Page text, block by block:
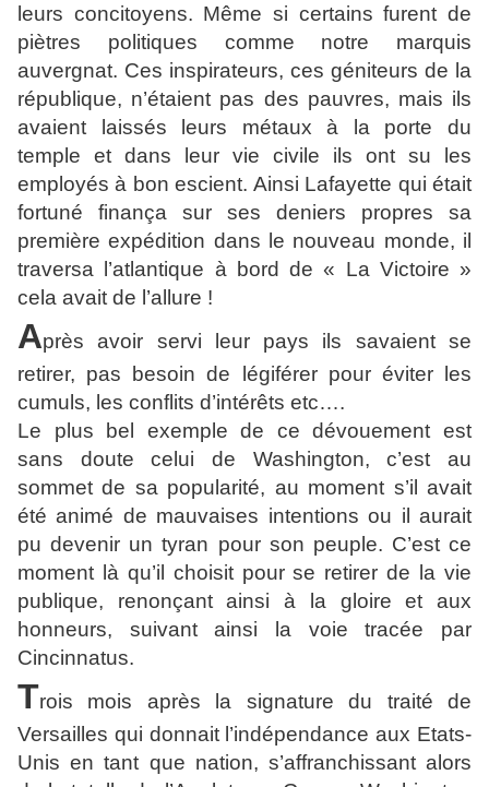
leurs concitoyens. Même si certains furent de
piètres politiques comme notre marquis
auvergnat. Ces inspirateurs, ces géniteurs de la
république, n’étaient pas des pauvres, mais ils
avaient laissés leurs métaux à la porte du
temple et dans leur vie civile ils ont su les
employés à bon escient. Ainsi Lafayette qui était
fortuné finança sur ses deniers propres sa
première expédition dans le nouveau monde, il
traversa l’atlantique à bord de « La Victoire »
cela avait de l’allure !
Après avoir servi leur pays ils savaient se
retirer, pas besoin de légiférer pour éviter les
cumuls, les conflits d’intérêts etc….
Le plus bel exemple de ce dévouement est
sans doute celui de Washington, c’est au
sommet de sa popularité, au moment s’il avait
été animé de mauvaises intentions ou il aurait
pu devenir un tyran pour son peuple. C’est ce
moment là qu’il choisit pour se retirer de la vie
publique, renonçant ainsi à la gloire et aux
honneurs, suivant ainsi la voie tracée par
Cincinnatus.
Trois mois après la signature du traité de
Versailles qui donnait l’indépendance aux Etats-
Unis en tant que nation, s’affranchissant alors